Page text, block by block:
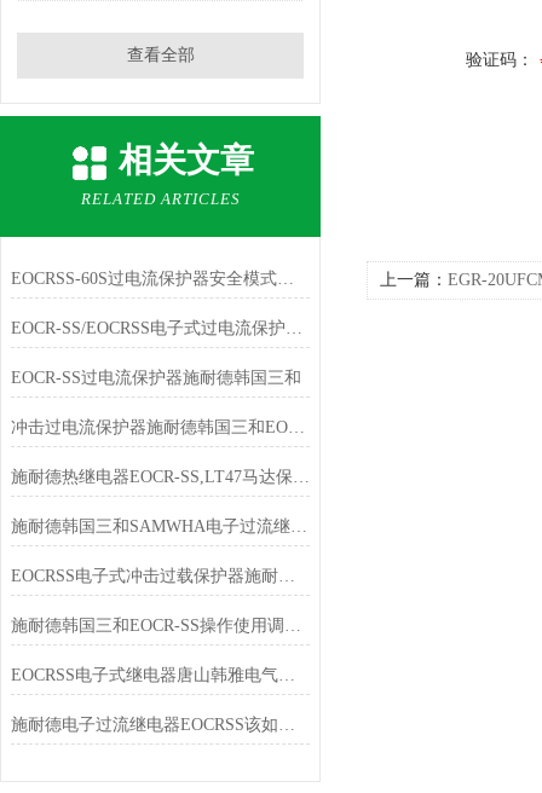
查看全部
相关文章
RELATED ARTICLES
EOCRSS-60S过电流保护器安全模式选择
EOCR-SS/EOCRSS电子式过电流保护继电器LT47
EOCR-SS过电流保护器施耐德韩国三和
冲击过电流保护器施耐德韩国三和EOCRSS
施耐德热继电器EOCR-SS,LT47马达保护器
施耐德韩国三和SAMWHA电子过流继电器EOCR-SS该如何使用？
EOCRSS电子式冲击过载保护器施耐德韩国三和SAMWHA
施耐德韩国三和EOCR-SS操作使用调整选型及报价
EOCRSS电子式继电器唐山韩雅电气供应型号列表
施耐德电子过流继电器EOCRSS该如何使用？
验证码：
上一篇： EGR-